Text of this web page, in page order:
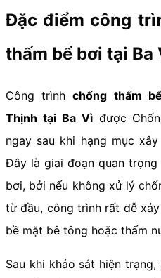
Đặc điểm công
thấm bể bơi tại Ba
Công trìnhchống thấm
Thịnh tại Ba Vìđược
ngay sau khi hạng mục
Đây là giai đoạn quan
bơi, bởi nếu không xử lý
từ đầu, công trình rất dễ
bề mặt bê tông hoặc thấm
Sau khi khảo sát hiện